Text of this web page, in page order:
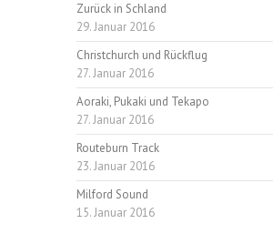
Zurück in Schland
29. Januar 2016
Christchurch und Rückflug
27. Januar 2016
Aoraki, Pukaki und Tekapo
27. Januar 2016
Routeburn Track
23. Januar 2016
Milford Sound
15. Januar 2016